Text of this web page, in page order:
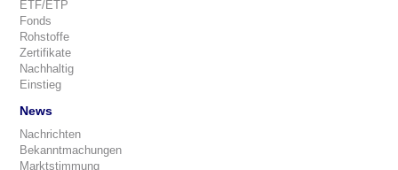
ETF/ETP
Fonds
Rohstoffe
Zertifikate
Nachhaltig
Einstieg
News
Nachrichten
Bekanntmachungen
Marktstimmung